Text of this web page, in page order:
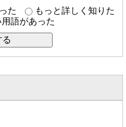
た
もっと詳しく知りた
語があった